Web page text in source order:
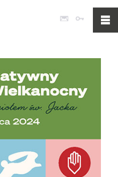
Poczta